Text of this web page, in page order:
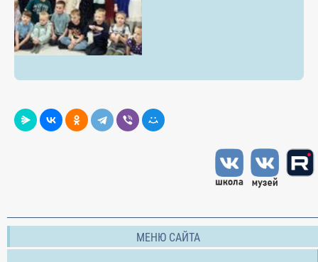
МЕНЮ САЙТА